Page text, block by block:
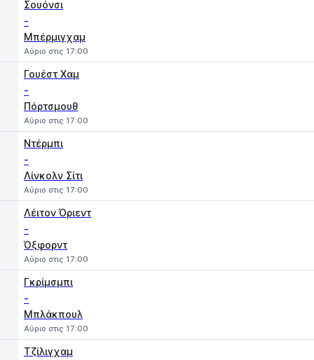
Σουόνσι
-
Μπέρμιγχαμ
Αύριο στις 17:00
Γουέστ Χαμ
-
Πόρτσμουθ
Αύριο στις 17:00
Ντέρμπι
-
Λίνκολν Σίτι
Αύριο στις 17:00
Λέιτον Όριεντ
-
Όξφορντ
Αύριο στις 17:00
Γκρίμσμπι
-
Μπλάκπουλ
Αύριο στις 17:00
Τζίλιγχαμ